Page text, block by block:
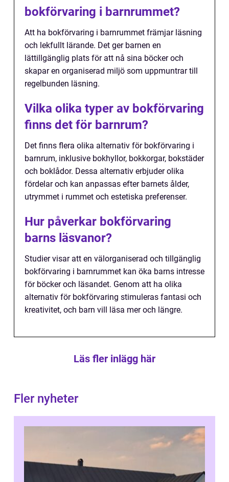
bokförvaring i barnrummet?
Att ha bokförvaring i barnrummet främjar läsning
och lekfullt lärande. Det ger barnen en
lättillgänglig plats för att nå sina böcker och
skapar en organiserad miljö som uppmuntrar till
regelbunden läsning.
Vilka olika typer av bokförvaring
finns det för barnrum?
Det finns flera olika alternativ för bokförvaring i
barnrum, inklusive bokhyllor, bokkorgar, bokstäder
och boklådor. Dessa alternativ erbjuder olika
fördelar och kan anpassas efter barnets ålder,
utrymmet i rummet och estetiska preferenser.
Hur påverkar bokförvaring
barns läsvanor?
Studier visar att en välorganiserad och tillgänglig
bokförvaring i barnrummet kan öka barns intresse
för böcker och läsandet. Genom att ha olika
alternativ för bokförvaring stimuleras fantasi och
kreativitet, och barn vill läsa mer och längre.
Läs fler inlägg här
Fler nyheter